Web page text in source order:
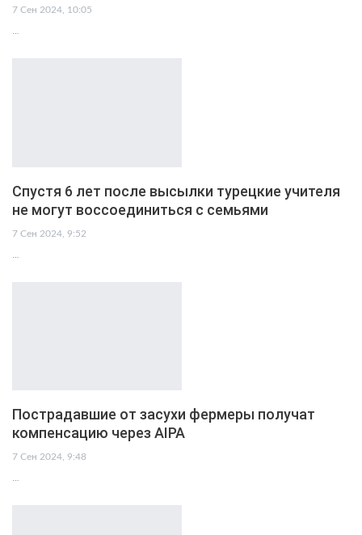
7 Сен 2024, 10:05
…
Спустя 6 лет после высылки турецкие учителя
не могут воссоединиться с семьями
7 Сен 2024, 9:52
Пострадавшие от засухи фермеры получат
компенсацию через AIPA
7 Сен 2024, 9:48
…